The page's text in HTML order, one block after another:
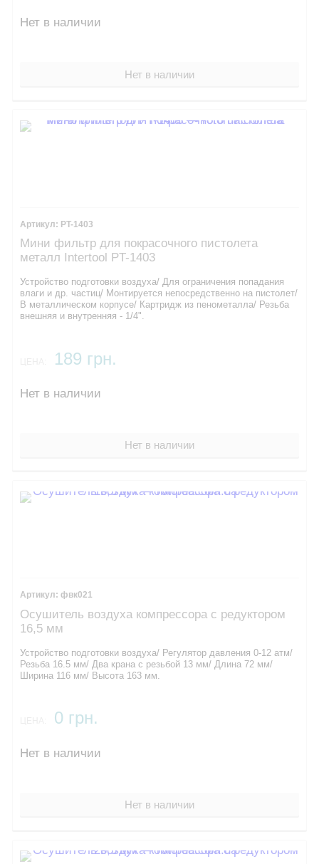
Нет в наличии
Нет в наличии
PT-1403
Мини фильтр для покрасочного пистолета
металл Intertool PT-1403
Устройство подготовки воздуха/ Для ограничения попадания
влаги и др. частиц/ Монтируется непосредственно на пистолет/
В металлическом корпусе/ Картридж из пенометалла/ Резьба
внешняя и внутренняя - 1/4".
189 грн.
Нет в наличии
Нет в наличии
фвк021
Осушитель воздуха компрессора с редуктором
16,5 мм
Устройство подготовки воздуха/ Регулятор давления 0-12 атм/
Резьба 16.5 мм/ Два крана с резьбой 13 мм/ Длина 72 мм/
Ширина 116 мм/ Высота 163 мм.
0 грн.
Нет в наличии
Нет в наличии